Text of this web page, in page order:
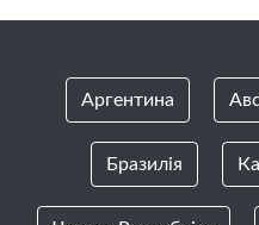
Аргентина
Бразилія